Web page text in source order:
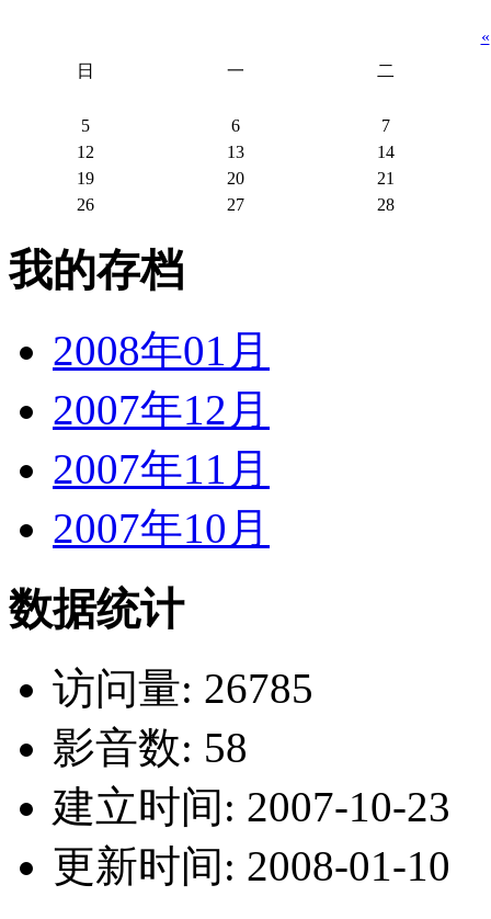
«
日
一 二
5 6
7
12
13
14
19
20
21
26
27 28
我的存档
2008年01月
2007年12月
2007年11月
2007年10月
数据统计
访问量: 26785
影音数: 58
建立时间: 2007-10-23
更新时间: 2008-01-10